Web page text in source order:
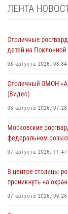
ЛЕНТА
Столичные
детей на Поклонной
08 августа 2026, 08:34
Столичный ОМОН
(Видео)
08 августа 2026, 07:28
Московские
федеральном
07 августа 2026, 11:47
В центре столицы
проникнуть на
07 августа 2026, 09:26